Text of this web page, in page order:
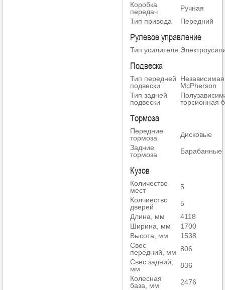
Коробка
передач
Ручная
Тип привода
Передний
Рулевое управление
Тип усилителя
Подвеска
Тип передней
подвески
McPherson
Тип задней
подвески
торсионная
Тормоза
Передние
тормоза
Дисковые
Задние
тормоза
Барабанные
Кузов
Количество
мест
5
Колчиество
дверей
5
Длина, мм
4118
Ширина, мм
1700
Высота, мм
1538
Свес
передний, мм 806
Свес задний,
мм
836
Колесная
база, мм
2476